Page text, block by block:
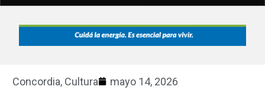
Concordia, Cultura mayo 14, 2026